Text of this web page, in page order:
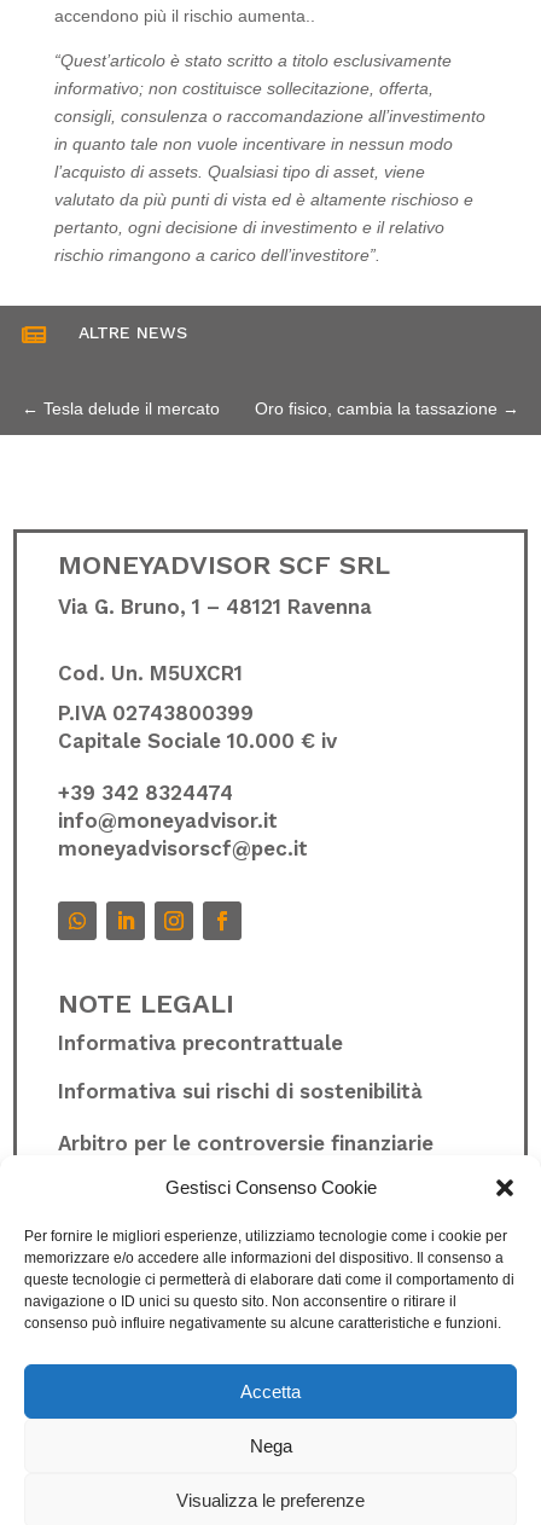
Gestisci Consenso Cookie
Per fornire le migliori esperienze, utilizziamo tecnologie come i cookie per
memorizzare e/o accedere alle informazioni del dispositivo. Il consenso a
queste tecnologie ci permetterà di elaborare dati come il comportamento di
navigazione o ID unici su questo sito. Non acconsentire o ritirare il
consenso può influire negativamente su alcune caratteristiche e funzioni.
Accetta
Nega
Visualizza le preferenze
accendono più il rischio aumenta..
“Quest’articolo è stato scritto a titolo esclusivamente
informativo; non costituisce sollecitazione, offerta,
consigli, consulenza o raccomandazione all’investimento
in quanto tale non vuole incentivare in nessun modo
l’acquisto di assets. Qualsiasi tipo di asset, viene
valutato da più punti di vista ed è altamente rischioso e
pertanto, ogni decisione di investimento e il relativo
rischio rimangono a carico dell’investitore”.
 ALTRE NEWS
← Tesla delude il mercato Oro fisico, cambia la tassazione →
MONEYADVISOR SCF SRL
Via G. Bruno, 1 – 48121 Ravenna
Cod. Un. M5UXCR1
P.IVA 02743800399
Capitale Sociale 10.000 € iv
+39 342 8324474
info@moneyadvisor.it
moneyadvisorscf@pec.it
NOTE LEGALI
Informativa precontrattuale
Informativa sui rischi di sostenibilità
Arbitro per le controversie finanziarie
Whistleblowing
Privacy Policy
Condizioni di vendita
Pullover